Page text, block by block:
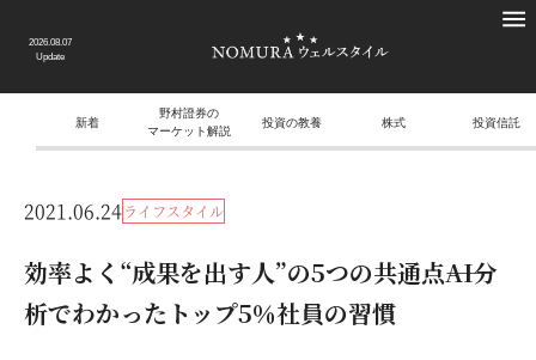
2026.08.07
Update
新着
野村證券の
マーケット解説
投資の教養 株式 投資信託
2021.06.24ライフスタイル
効率よく“成果を出す人”の5つの共通点――AI分
析でわかったトップ5％社員の習慣